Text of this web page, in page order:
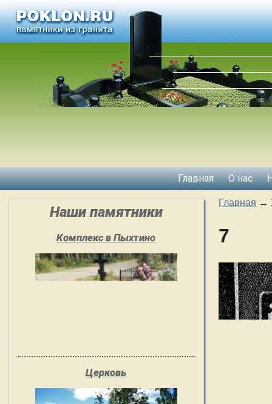
Главная О нас
Наши памятники
Комплекс в Пыхтино
Церковь
Главная →
7